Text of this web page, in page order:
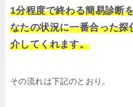
1分程度で終わる簡易診断
なたの状況に一番合った探
介してくれます。
その流れは下記のとおり。